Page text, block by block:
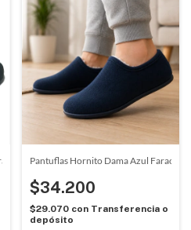
(5524)
Pantuflas Hornito Dama Azul Faraon
$34.200
$29.070 con Transferencia o
depósito